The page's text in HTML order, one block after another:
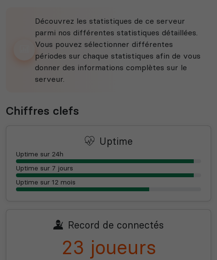
Découvrez les statistiques de ce serveur
parmi nos différentes statistiques détaillées.
Vous pouvez sélectionner différentes
périodes sur chaque statistiques afin de vous
donner des informations complètes sur le
serveur.
Chiffres clefs
Uptime
Uptime sur 24h
Uptime sur 7 jours
Uptime sur 12 mois
Record de connectés
23 joueurs